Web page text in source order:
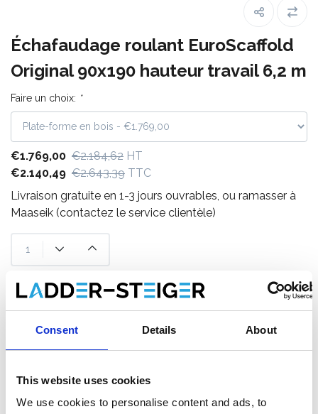
Consent Details About
This website uses cookies
We use cookies to personalise content and ads, to
Échafaudage roulant EuroScaffold
Original 90x190 hauteur travail 6,2 m
Faire un choix: *
€1.769,00 €2.184,62 HT
€2.140,49 €2.643,39 TTC
Livraison gratuite en 1-3 jours ouvrables, ou ramasser à
Maaseik (contactez le service clientèle)
Ajouter au panier
Ajouter au devis